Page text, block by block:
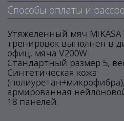
Способы оплаты и
Утяжеленный мяч MIKASA
тренировок выполнен в
офиц. мяча V200W.
Стандартный размер 5,
Синтетическая кожа
армированная
18 панелей.